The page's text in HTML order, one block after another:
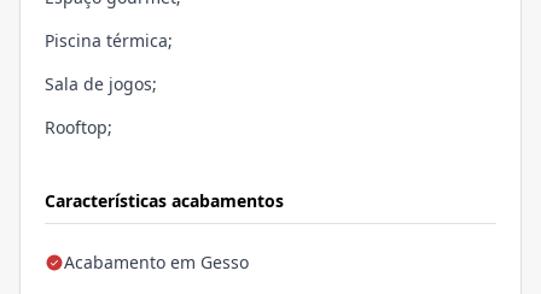
Características acabamentos
Acabamento em Gesso
Piscina térmica;
Sala de jogos;
Rooftop;